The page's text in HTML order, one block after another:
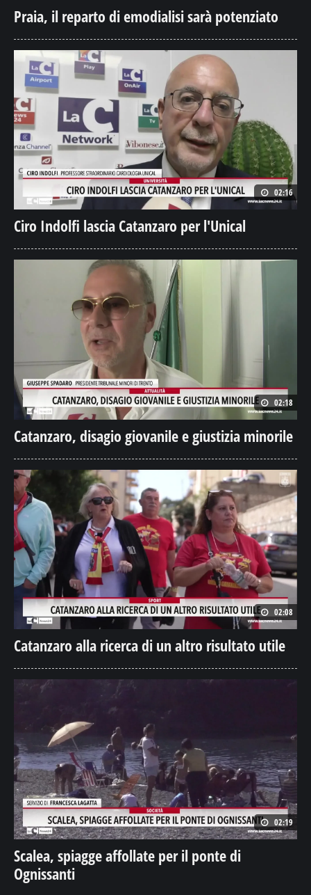
Praia, il reparto di emodialisi sarà potenziato
02:16
Ciro Indolfi lascia Catanzaro per l'Unical
02:18
Catanzaro, disagio giovanile e giustizia minorile
02:08
Catanzaro alla ricerca di un altro risultato utile
02:19
Scalea, spiagge affollate per il ponte di
Ognissanti